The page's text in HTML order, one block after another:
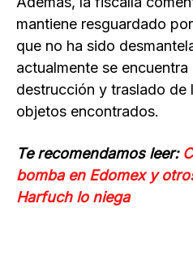
mantiene resguardado
que no ha sido
actualmente se
destrucción y traslado de
objetos encontrados.
Te recomendamos leer:
bomba en Edomex y
Harfuch lo niega